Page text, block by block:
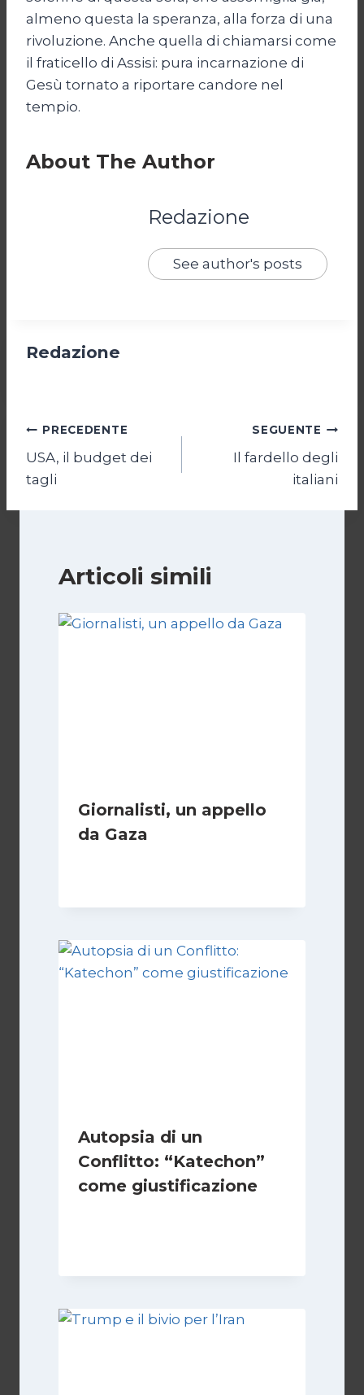
almeno questa la speranza, alla forza di una
rivoluzione. Anche quella di chiamarsi come
il fraticello di Assisi: pura incarnazione di
Gesù tornato a riportare candore nel
tempio.
About The Author
Redazione
See author's posts
Redazione
Navigazione
articoli
PRECEDENTE
USA, il budget dei
tagli
SEGUENTE
Il fardello degli
italiani
Articoli simili
Giornalisti, un appello
da Gaza
Autopsia di un
Conflitto: “Katechon”
come giustificazione